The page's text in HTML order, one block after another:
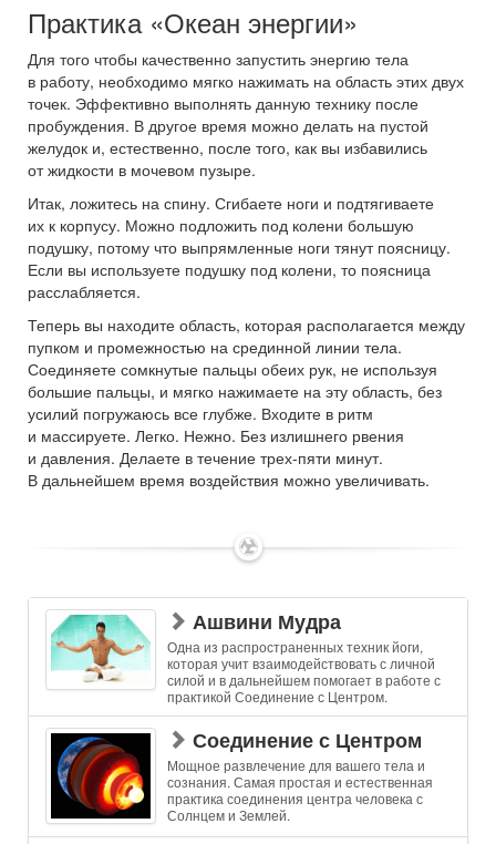
Практика «Океан энергии»
Для того чтобы качественно запустить энергию тела
в работу, необходимо мягко нажимать на область этих двух
точек. Эффективно выполнять данную технику после
пробуждения. В другое время можно делать на пустой
желудок и, естественно, после того, как вы избавились
от жидкости в мочевом пузыре.
Итак, ложитесь на спину. Сгибаете ноги и подтягиваете
их к корпусу. Можно подложить под колени большую
подушку, потому что выпрямленные ноги тянут поясницу.
Если вы используете подушку под колени, то поясница
расслабляется.
Теперь вы находите область, которая располагается между
пупком и промежностью на срединной линии тела.
Соединяете сомкнутые пальцы обеих рук, не используя
большие пальцы, и мягко нажимаете на эту область, без
усилий погружаюсь все глубже. Входите в ритм
и массируете. Легко. Нежно. Без излишнего рвения
и давления. Делаете в течение трех-пяти минут.
В дальнейшем время воздействия можно увеличивать.
✶
Ашвини Мудра
Одна из распространенных техник йоги,
которая учит взаимодействовать с личной
силой и в дальнейшем помогает в работе с
практикой Соединение с Центром.
Соединение с Центром
Мощное развлечение для вашего тела и
сознания. Самая простая и естественная
практика соединения центра человека с
Солнцем и Землей.